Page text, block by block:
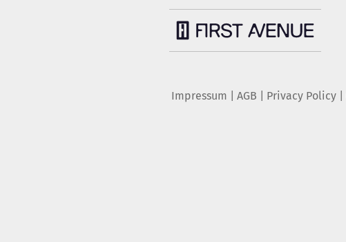
Impressum AGB Privacy Policy|